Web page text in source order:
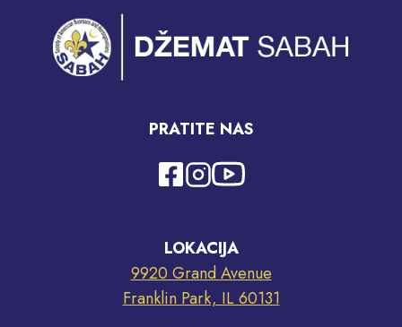
PRATITE NAS
LOKACIJA
9920 Grand Avenue
Franklin Park, IL 60131